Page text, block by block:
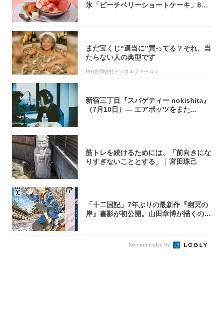
氷「ピーチベリーショートケーキ」8月
まだ宝くじ“適当に”買ってる？それ、当
たらない人の典型です
PR(合同会社デジタルファーム )
新宿三丁目『スパゲティー nokishita』
（7月10日）― エアポッツをまた...
筋トレを続けるためには、「前向きにな
りすぎないこととする」｜宮田珠己
「十二国記」7年ぶりの最新作『幽冥の
岸』書影が初公開。山田章博が描くのは
Recommended by